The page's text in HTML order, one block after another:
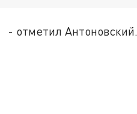
- отметил Антоновский.